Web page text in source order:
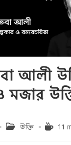
আলী
মজার
Postউক্তি
Reading
11